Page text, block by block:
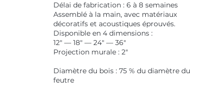
Délai de fabrication : 6 à 8 semaines
Assemblé à la main, avec matériaux
décoratifs et acoustiques éprouvés.
Disponible en 4 dimensions :
12" — 18" — 24" — 36"
Projection murale : 2"
Diamètre du bois : 75 % du diamètre du
feutre